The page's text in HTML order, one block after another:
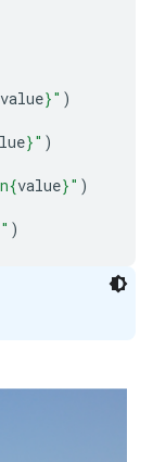
value}" )
}" )
{value}" )
" )